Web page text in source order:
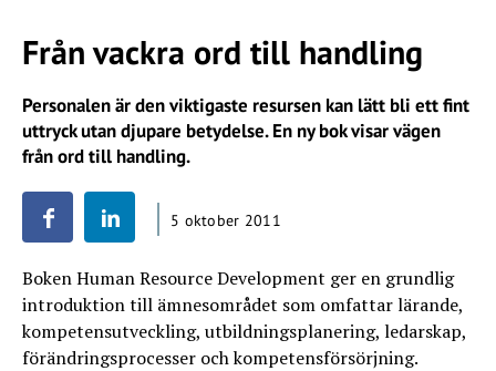
Från vackra ord till handling
Personalen är den viktigaste resursen kan lätt bli ett fint
uttryck utan djupare betydelse. En ny bok visar vägen
från ord till handling.
5 oktober 2011
Boken Human Resource Development ger en grundlig
introduktion till ämnesområdet som omfattar lärande,
kompetensutveckling, utbildningsplanering, ledarskap,
förändringsprocesser och kompetensförsörjning.